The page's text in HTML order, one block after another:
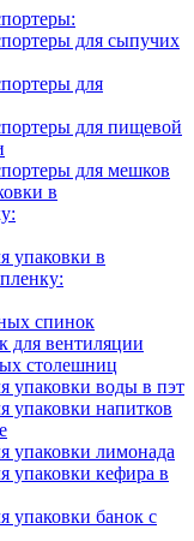
для сыпучих
для
для пищевой
для мешков
в
упаковки в
спинок
для вентиляции
столешниц
упаковки воды в пэт
упаковки напитков
упаковки лимонада
упаковки кефира в
упаковки банок с